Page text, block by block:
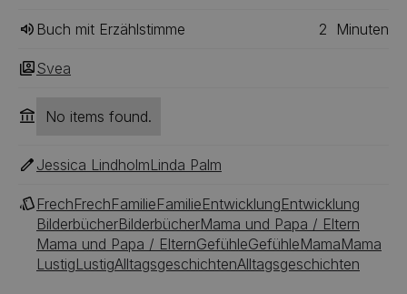
Buch mit Erzählstimme 2 Minuten
Svea
No items found.
Jessica LindholmLinda Palm
FrechFrechFamilieFamilieEntwicklungEntwicklung
BilderbücherBilderbücherMama und Papa / Eltern
Mama und Papa / ElternGefühleGefühleMamaMama
LustigLustigAlltagsgeschichtenAlltagsgeschichten